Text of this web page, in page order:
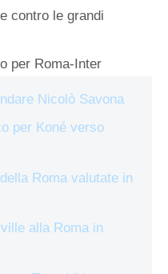
contro le grandi
per Roma-Inter
Nicolò Savona
per Koné verso
Roma valutate in
alla Roma in